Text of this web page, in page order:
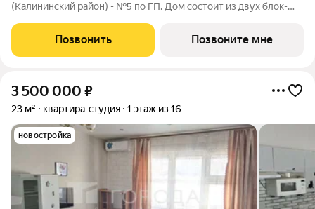
(Калининский район) - №5 по ГП. Дом состоит из двух блок-
этаже расположено коммерческое помещение. Фасад дома
Позвонить Позвоните мне
3 500 000 ₽
23 м² квартира-студия 1 этаж из 16
новостройка